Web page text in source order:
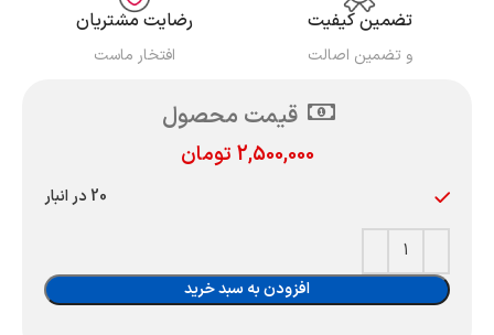
تضمین کیفیت
و تضمین اصالت
رضایت مشتریان
افتخار ماست
قیمت محصول
2,500,000 تومان
20 در انبار
افزودن به سبد خرید